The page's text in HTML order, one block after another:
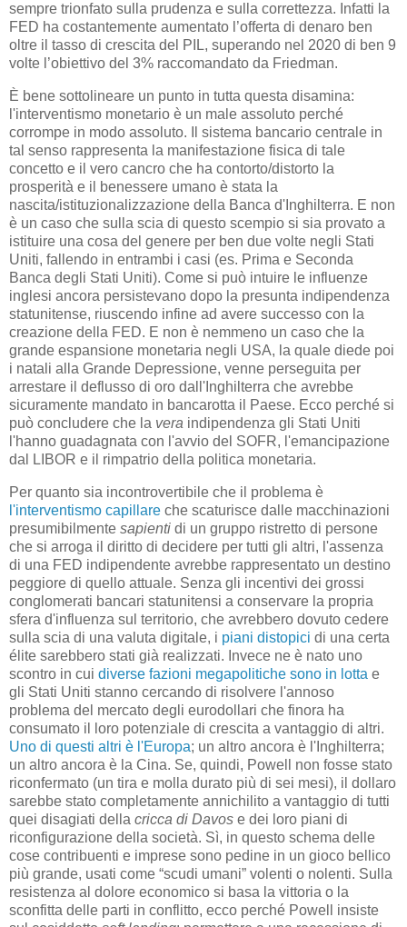
sempre trionfato sulla prudenza e sulla correttezza. Infatti la
FED ha costantemente aumentato l’offerta di denaro ben
oltre il tasso di crescita del PIL, superando nel 2020 di ben 9
volte l’obiettivo del 3% raccomandato da Friedman.
È bene sottolineare un punto in tutta questa disamina:
l'interventismo monetario è un male assoluto perché
corrompe in modo assoluto. Il sistema bancario centrale in
tal senso rappresenta la manifestazione fisica di tale
concetto e il vero cancro che ha contorto/distorto la
prosperità e il benessere umano è stata la
nascita/istituzionalizzazione della Banca d'Inghilterra. E non
è un caso che sulla scia di questo scempio si sia provato a
istituire una cosa del genere per ben due volte negli Stati
Uniti, fallendo in entrambi i casi (es. Prima e Seconda
Banca degli Stati Uniti). Come si può intuire le influenze
inglesi ancora persistevano dopo la presunta indipendenza
statunitense, riuscendo infine ad avere successo con la
creazione della FED. E non è nemmeno un caso che la
grande espansione monetaria negli USA, la quale diede poi
i natali alla Grande Depressione, venne perseguita per
arrestare il deflusso di oro dall'Inghilterra che avrebbe
sicuramente mandato in bancarotta il Paese. Ecco perché si
può concludere che la vera indipendenza gli Stati Uniti
l'hanno guadagnata con l'avvio del SOFR, l'emancipazione
dal LIBOR e il rimpatrio della politica monetaria.
Per quanto sia incontrovertibile che il problema è
l'interventismo capillare che scaturisce dalle macchinazioni
presumibilmente sapienti di un gruppo ristretto di persone
che si arroga il diritto di decidere per tutti gli altri, l'assenza
di una FED indipendente avrebbe rappresentato un destino
peggiore di quello attuale. Senza gli incentivi dei grossi
conglomerati bancari statunitensi a conservare la propria
sfera d'influenza sul territorio, che avrebbero dovuto cedere
sulla scia di una valuta digitale, i piani distopici di una certa
élite sarebbero stati già realizzati. Invece ne è nato uno
scontro in cui diverse fazioni megapolitiche sono in lotta e
gli Stati Uniti stanno cercando di risolvere l'annoso
problema del mercato degli eurodollari che finora ha
consumato il loro potenziale di crescita a vantaggio di altri.
Uno di questi altri è l'Europa; un altro ancora è l'Inghilterra;
un altro ancora è la Cina. Se, quindi, Powell non fosse stato
riconfermato (un tira e molla durato più di sei mesi), il dollaro
sarebbe stato completamente annichilito a vantaggio di tutti
quei disagiati della cricca di Davos e dei loro piani di
riconfigurazione della società. Sì, in questo schema delle
cose contribuenti e imprese sono pedine in un gioco bellico
più grande, usati come “scudi umani” volenti o nolenti. Sulla
resistenza al dolore economico si basa la vittoria o la
sconfitta delle parti in conflitto, ecco perché Powell insiste